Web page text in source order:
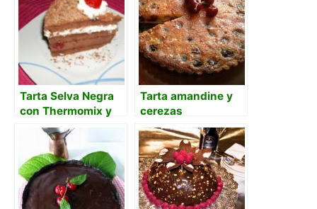
Tarta Selva Negra
con Thermomix y
licor Kirsch
Tarta amandine y
cerezas